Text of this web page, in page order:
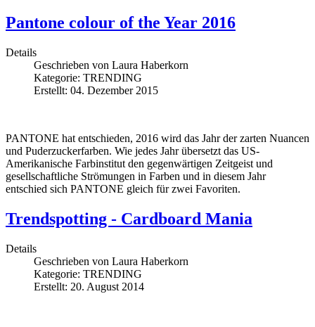
Pantone colour of the Year 2016
Details
Geschrieben von Laura Haberkorn
Kategorie: TRENDING
Erstellt: 04. Dezember 2015
PANTONE hat entschieden, 2016 wird das Jahr der zarten Nuancen
und Puderzuckerfarben. Wie jedes Jahr übersetzt das US-
Amerikanische Farbinstitut den gegenwärtigen Zeitgeist und
gesellschaftliche Strömungen in Farben und in diesem Jahr
entschied sich PANTONE gleich für zwei Favoriten.
Trendspotting - Cardboard Mania
Details
Geschrieben von Laura Haberkorn
Kategorie: TRENDING
Erstellt: 20. August 2014